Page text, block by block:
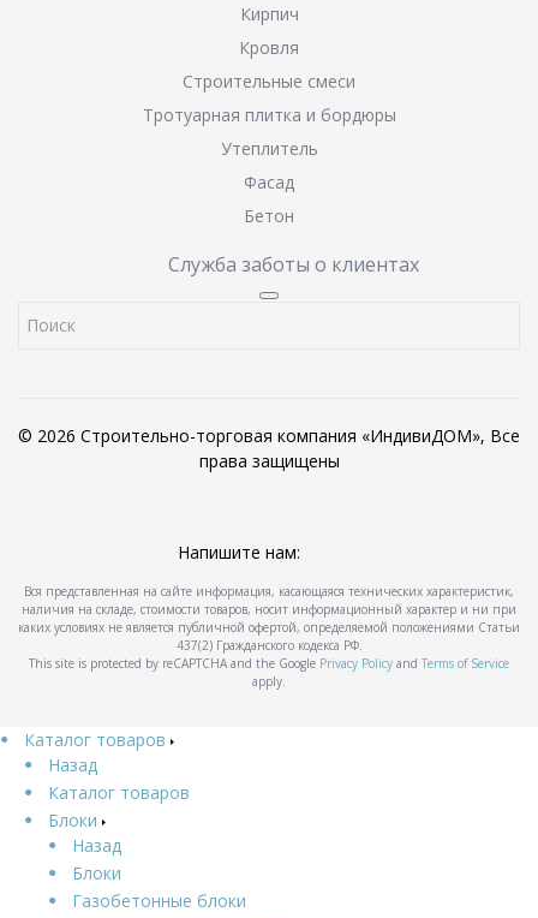
Кирпич
Кровля
Строительные смеси
Тротуарная плитка и бордюры
Утеплитель
Фасад
Бетон
Служба заботы о клиентах
© 2026 Строительно-торговая компания «ИндивиДОМ», Все
права защищены
Напишите нам:
Вся представленная на сайте информация, касающаяся технических характеристик,
наличия на складе, стоимости товаров, носит информационный характер и ни при
каких условиях не является публичной офертой, определяемой положениями Статьи
437(2) Гражданского кодекса РФ.
This site is protected by reCAPTCHA and the Google Privacy Policy and Terms of Service
apply.
Каталог товаров
Назад
Каталог товаров
Блоки
Назад
Блоки
Газобетонные блоки